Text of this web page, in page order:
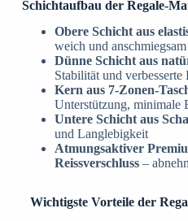
Schichtaufbau der Regale-
Obere Schicht aus
weich und
Dünne Schicht aus
Stabilität und
Kern aus 7-Zonen-
Unterstützung, minimale
Untere Schicht aus
und Langlebigkeit
Atmungsaktiver
Reissverschluss–
Wichtigste Vorteile der